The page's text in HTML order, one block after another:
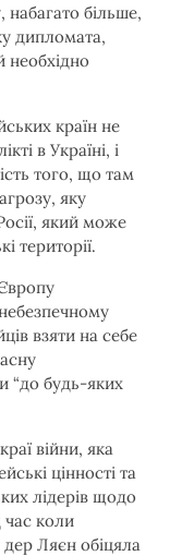
набагато більше,
дипломата,
необхідно
країн не
в Україні, і
того, що там
яку
який може
території.
взяти на себе
“до будь-яких
війни, яка
цінності та
лідерів щодо
час коли
Ляєн обіцяла